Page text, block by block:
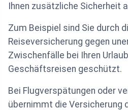
Ihnen zusätzliche Sicherheit
Zum Beispiel sind Sie durch
Reiseversicherung gegen
Zwischenfälle bei Ihren
Geschäftsreisen geschützt.
Bei Flugverspätungen oder
übernimmt die Versicherung